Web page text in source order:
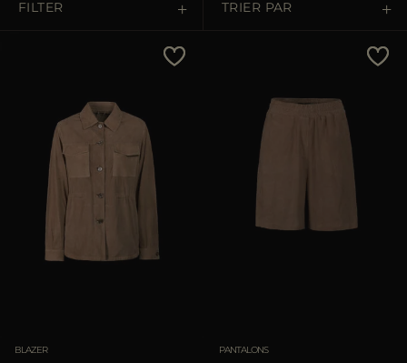
FILTER TRIER PAR
Prix Décroissant
Les Plus Vendus
Les Plus Populaires
BLAZER PANTALONS